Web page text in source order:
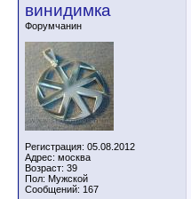
винидимка
Форумчанин
Регистрация: 05.08.2012
Адрес: москва
Возраст: 39
Пол: Мужской
Сообщений: 167